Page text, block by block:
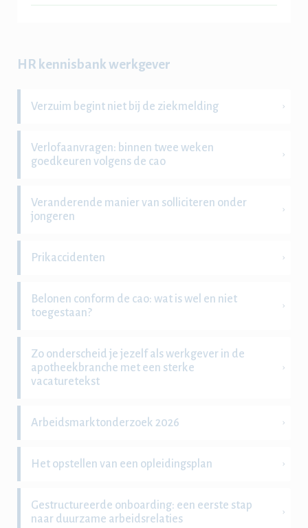
HR kennisbank werkgever
Verzuim begint niet bij de ziekmelding
Verlofaanvragen: binnen twee weken
goedkeuren volgens de cao
Veranderende manier van solliciteren onder
jongeren
Prikaccidenten
Belonen conform de cao: wat is wel en niet
toegestaan?
Zo onderscheid je jezelf als werkgever in de
apotheekbranche met een sterke
vacaturetekst
Arbeidsmarktonderzoek 2026
Het opstellen van een opleidingsplan
Gestructureerde onboarding: een eerste stap
naar duurzame arbeidsrelaties